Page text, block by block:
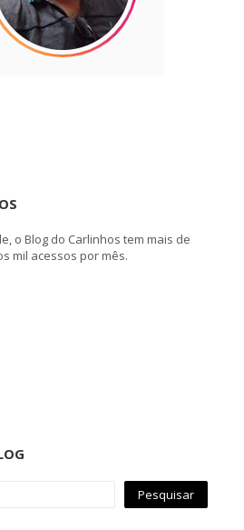
o Blog do Carlinhos tem mais de
mil acessos por mês.